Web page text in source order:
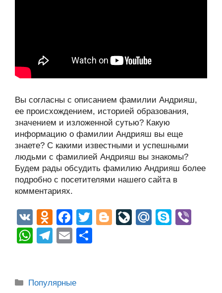
Вы согласны с описанием фамилии Андрияш,
ее происхождением, историей образования,
значением и изложенной сутью? Какую
информацию о фамилии Андрияш вы еще
знаете? С какими известными и успешными
людьми с фамилией Андрияш вы знакомы?
Будем рады обсудить фамилию Андрияш более
подробно с посетителями нашего сайта в
комментариях.
V
K
O
d
n
kl
F
a
c
b
T
Bl
Li
M
S
W
s
T
gr
E
Рубрики
Популярные